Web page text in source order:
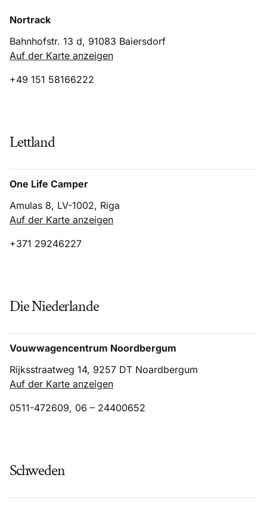
Nortrack
Bahnhofstr. 13 d, 91083 Baiersdorf
Auf der Karte anzeigen
+49 151 58166222
Lettland
One Life Camper
Amulas 8, LV-1002, Riga
Auf der Karte anzeigen
+371 29246227
Die Niederlande
Vouwwagencentrum Noordbergum
Rijksstraatweg 14, 9257 DT Noardbergum
Auf der Karte anzeigen
0511-472609, 06 – 24400652
Schweden